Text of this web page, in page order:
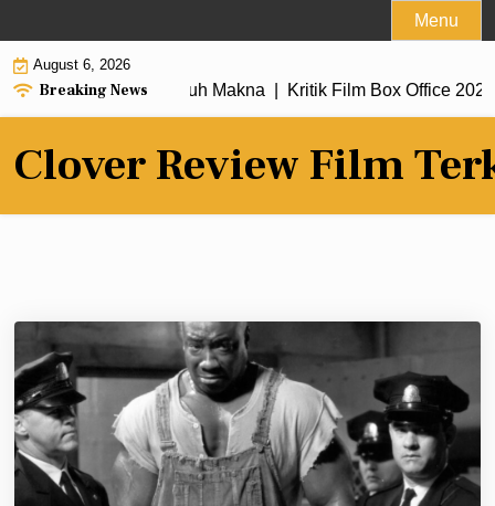
to
content
Menu
August 6, 2026
Breaking News
Alur Cerita Penuh Makna |Kritik Film Box Office 2026
Clover Review Film